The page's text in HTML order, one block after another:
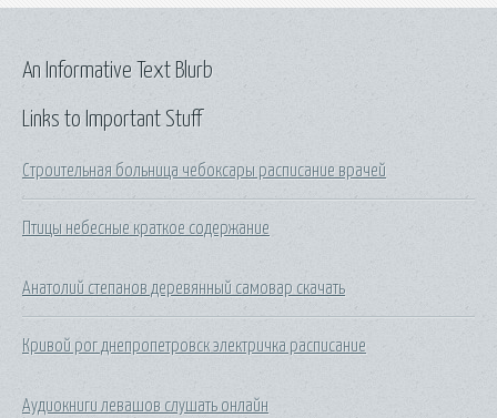
Links to Important Stuff
Строительная больница чебоксары расписание врачей
Птицы небесные краткое содержание
Анатолий степанов деревянный самовар скачать
Кривой рог днепропетровск электричка расписание
Аудиокниги левашов слушать онлайн
An Informative Text Blurb